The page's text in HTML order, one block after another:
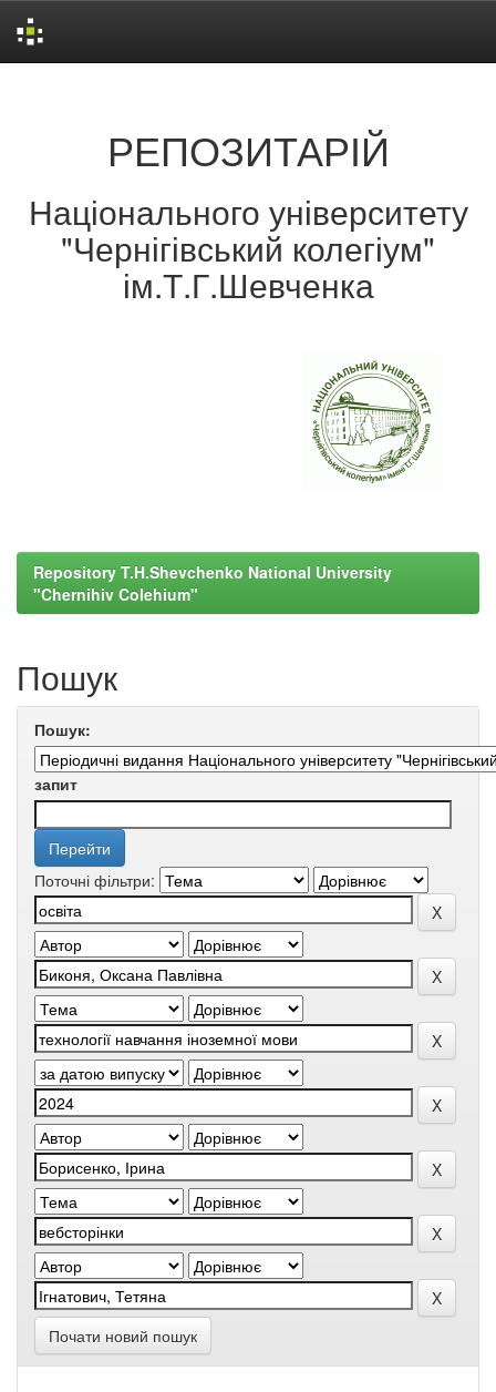
РЕПОЗИТАРІЙ
Національного університету
"Чернігівський колегіум"
ім.Т.Г.Шевченка
Repository T.H.Shevchenko National University
"Chernihiv Colehium"
Пошук
Пошук:
запит
Поточні фільтри:
Почати новий пошук